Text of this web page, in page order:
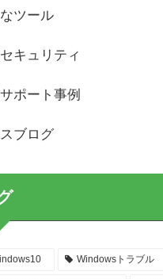
ツール
キュリティ
ポート事例
ブログ
Windowsトラブル